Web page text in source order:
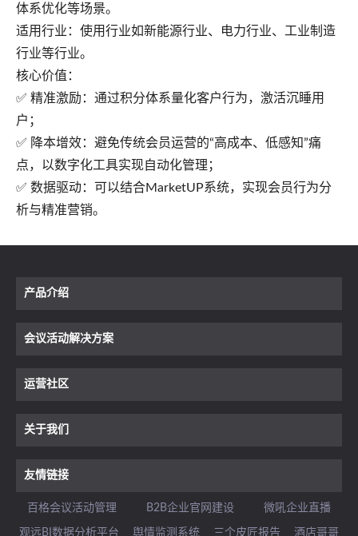
体系优化等场景。
适用行业： 使用行业如新能源行业、电力行业、工业制造
行业等行业。
核心价值：
✅ 精准激励：通过积分体系量化客户行为，激活沉睡用
户；
✅ 降本增效：避免传统会员运营的“高成本、低感知”痛
点，以数字化工具实现自动化管理；
✅ 数据驱动：可以结合MarketUP系统，实现会员行为分
析与精准营销。
产品介绍
会议活动解决方案
运营社区
关于我们
友情链接
百格会议活动管理 B2B企业官网建设 微吼企业直播
观远BI数据分析平台 舆情监测系统 三个皮匠报告 酒店哥哥